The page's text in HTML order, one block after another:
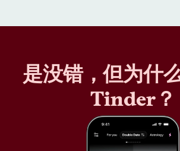
是没错，但为什
Tinder？